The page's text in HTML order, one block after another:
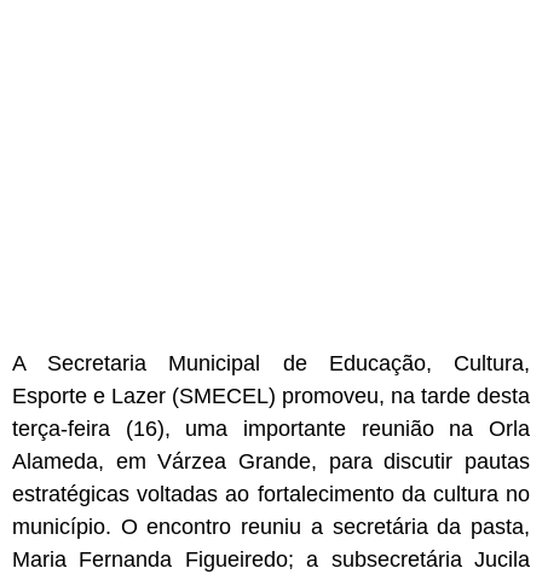
A Secretaria Municipal de Educação, Cultura,
Esporte e Lazer (SMECEL) promoveu, na tarde desta
terça-feira (16), uma importante reunião na Orla
Alameda, em Várzea Grande, para discutir pautas
estratégicas voltadas ao fortalecimento da cultura no
município. O encontro reuniu a secretária da pasta,
Maria Fernanda Figueiredo; a subsecretária Jucila